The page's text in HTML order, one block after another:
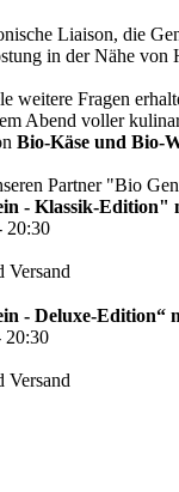
Liaison, die
in der Nähe von
weitere Fragen
Abend voller
Bio-Käse und Bio-
Partner "Bio
- Klassik-Edition"
20:30
Versand
- Deluxe-Edition“
20:30
Versand